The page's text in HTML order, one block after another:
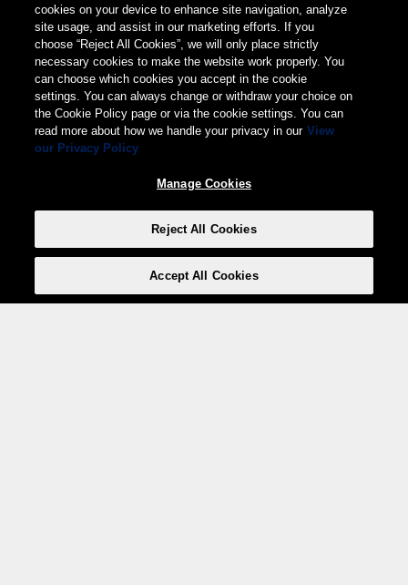
cookies on your device to enhance site navigation, analyze
site usage, and assist in our marketing efforts. If you
choose “Reject All Cookies”, we will only place strictly
necessary cookies to make the website work properly. You
can choose which cookies you accept in the cookie
settings. You can always change or withdraw your choice on
the Cookie Policy page or via the cookie settings. You can
read more about how we handle your privacy in our View
our Privacy Policy
Manage Cookies
Reject All Cookies
Accept All Cookies